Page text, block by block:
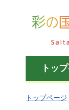
彩の国 埼玉
トッ
トップページ